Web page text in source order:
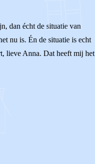
dan écht de situatie van
nu is. Én de situatie is echt
lieve Anna. Dat heeft mij het